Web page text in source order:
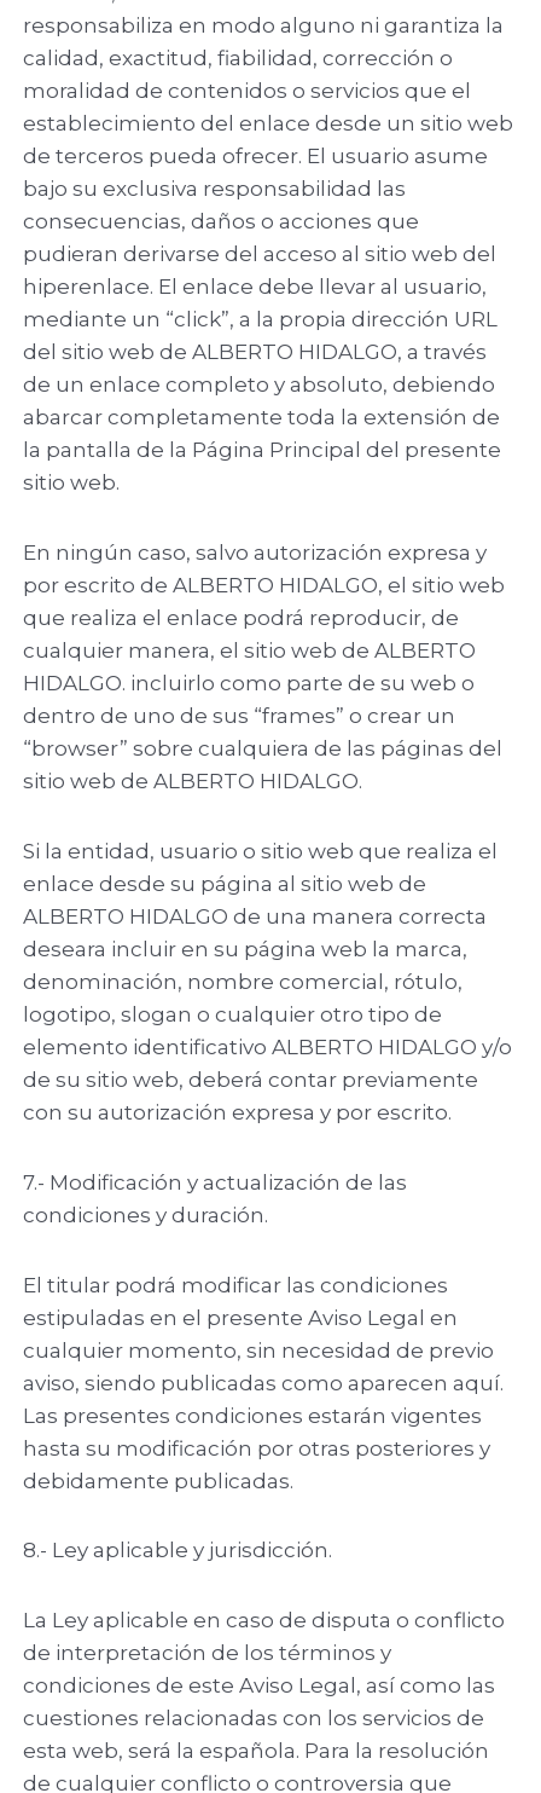
responsabiliza en modo alguno ni garantiza la
calidad, exactitud, fiabilidad, corrección o
moralidad de contenidos o servicios que el
establecimiento del enlace desde un sitio web
de terceros pueda ofrecer. El usuario asume
bajo su exclusiva responsabilidad las
consecuencias, daños o acciones que
pudieran derivarse del acceso al sitio web del
hiperenlace. El enlace debe llevar al usuario,
mediante un “click”, a la propia dirección URL
del sitio web de ALBERTO HIDALGO, a través
de un enlace completo y absoluto, debiendo
abarcar completamente toda la extensión de
la pantalla de la Página Principal del presente
sitio web.
En ningún caso, salvo autorización expresa y
por escrito de ALBERTO HIDALGO, el sitio web
que realiza el enlace podrá reproducir, de
cualquier manera, el sitio web de ALBERTO
HIDALGO. incluirlo como parte de su web o
dentro de uno de sus “frames” o crear un
“browser” sobre cualquiera de las páginas del
sitio web de ALBERTO HIDALGO.
Si la entidad, usuario o sitio web que realiza el
enlace desde su página al sitio web de
ALBERTO HIDALGO de una manera correcta
deseara incluir en su página web la marca,
denominación, nombre comercial, rótulo,
logotipo, slogan o cualquier otro tipo de
elemento identificativo ALBERTO HIDALGO y/o
de su sitio web, deberá contar previamente
con su autorización expresa y por escrito.
7.- Modificación y actualización de las
condiciones y duración.
El titular podrá modificar las condiciones
estipuladas en el presente Aviso Legal en
cualquier momento, sin necesidad de previo
aviso, siendo publicadas como aparecen aquí.
Las presentes condiciones estarán vigentes
hasta su modificación por otras posteriores y
debidamente publicadas.
8.- Ley aplicable y jurisdicción.
La Ley aplicable en caso de disputa o conflicto
de interpretación de los términos y
condiciones de este Aviso Legal, así como las
cuestiones relacionadas con los servicios de
esta web, será la española. Para la resolución
de cualquier conflicto o controversia que